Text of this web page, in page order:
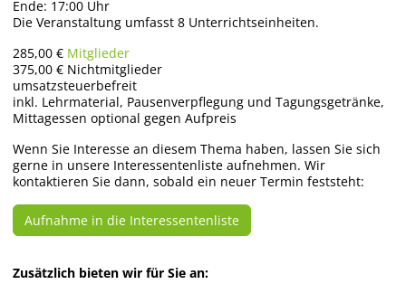
Ende: 17:00 Uhr
Die Veranstaltung umfasst 8 Unterrichtseinheiten.
285,00 € Mitglieder
375,00 € Nichtmitglieder
umsatzsteuerbefreit
inkl. Lehrmaterial, Pausenverpflegung und Tagungsgetränke,
Mittagessen optional gegen Aufpreis
Wenn Sie Interesse an diesem Thema haben, lassen Sie sich
gerne in unsere Interessentenliste aufnehmen. Wir
kontaktieren Sie dann, sobald ein neuer Termin feststeht:
Aufnahme in die Interessentenliste
Zusätzlich bieten wir für Sie an: